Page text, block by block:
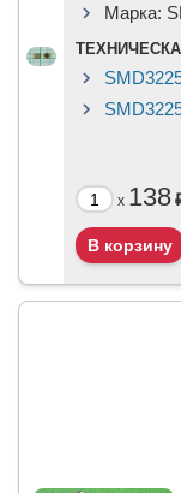
Марка:
x 138